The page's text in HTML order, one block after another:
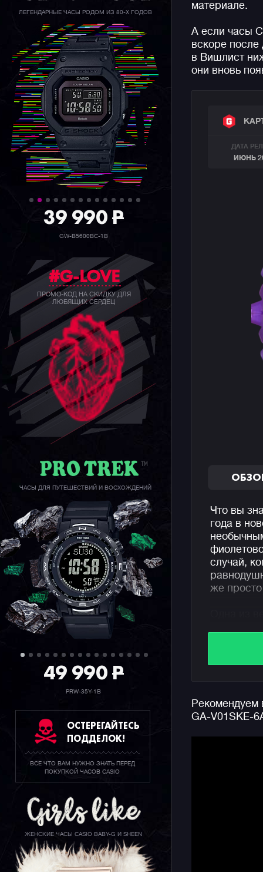
ЛЕГЕНДАРНЫЕ ЧАСЫ РОДОМ ИЗ 80-Х ГОДОВ
39 990P
GW-B5600BC-1B
#G-LOVE
ПРОМО-КОД НА СКИДКУ ДЛЯ
ЛЮБЯЩИХ СЕРДЕЦ
ЧАСЫ ДЛЯ ПУТЕШЕСТВИЙ И ВОСХОЖДЕНИЙ
49 990P
PRW-35Y-1B
ОСТЕРЕГАЙТЕСЬ
ПОДДЕЛОК!
ВСЕ ЧТО ВАМ НУЖНО ЗНАТЬ ПЕРЕД
ПОКУПКОЙ ЧАСОВ CASIO
ЖЕНСКИЕ ЧАСЫ CASIO BABY-G И SHEEN
материале.
А если часы
вскоре после
в Вишлист
они вновь
ДАТА
ИЮНЬ
Что вы
года в
случай,
же просто
шара (см.
И вот
которые,
Рекомендуем
GA-V01SKE-